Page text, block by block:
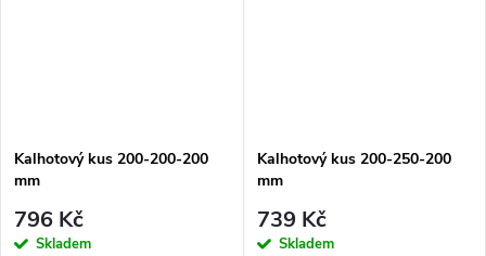
Kalhotový kus 200-200-200
mm
796 Kč
Skladem
Kalhotový kus 200-250-200
mm
739 Kč
Skladem